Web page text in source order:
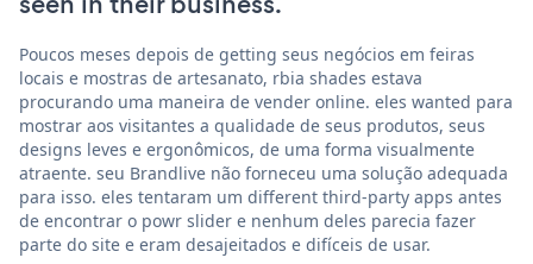
Poucos meses depois de getting seus negócios em feiras
locais e mostras de artesanato, rbia shades estava
procurando uma maneira de vender online. eles wanted para
mostrar aos visitantes a qualidade de seus produtos, seus
designs leves e ergonômicos, de uma forma visualmente
atraente. seu Brandlive não forneceu uma solução adequada
para isso. eles tentaram um different third-party apps antes
de encontrar o powr slider e nenhum deles parecia fazer
parte do site e eram desajeitados e difíceis de usar.